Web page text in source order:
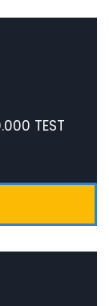
TEST